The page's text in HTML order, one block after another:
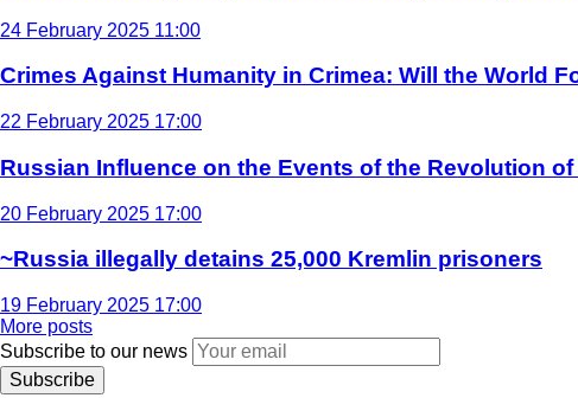
24 February 2025 11:00
Crimes Against Humanity in Crimea: Will the World
22 February 2025 17:00
Russian Influence on the Events of the Revolution
20 February 2025 17:00
~Russia illegally detains 25,000 Kremlin prisoners
19 February 2025 17:00
More posts
Subscribe to our news
Subscribe